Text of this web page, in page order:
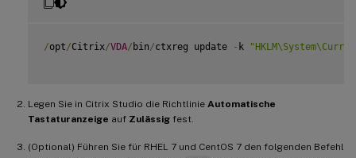
/opt/Citrix/VDA/ bin/ctxreg update - k
Legen Sie in Citrix Studio die Richtlinie Automatische
Tastaturanzeige auf Zulässig fest.
(Optional) Führen Sie für RHEL 7 und CentOS 7 den folgenden Befehl